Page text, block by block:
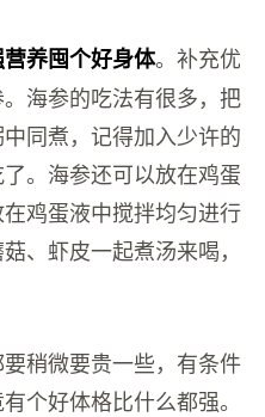
养囤个好身体。补充优
海参的吃法有很多，把
同煮，记得加入少许的
。海参还可以放在鸡蛋
鸡蛋液中搅拌均匀进行
、虾皮一起煮汤来喝，
稍微要贵一些，有条件
个好体格比什么都强。